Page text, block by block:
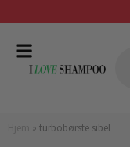
» turbobørste sibel